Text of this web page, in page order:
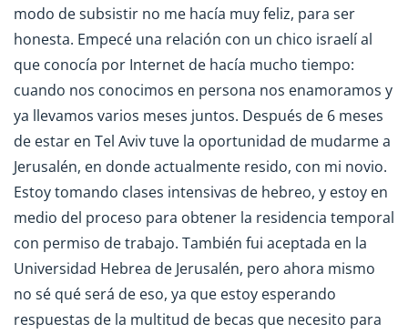
modo de subsistir no me hacía muy feliz, para ser
honesta. Empecé una relación con un chico israelí al
que conocía por Internet de hacía mucho tiempo:
cuando nos conocimos en persona nos enamoramos y
ya llevamos varios meses juntos. Después de 6 meses
de estar en Tel Aviv tuve la oportunidad de mudarme a
Jerusalén, en donde actualmente resido, con mi novio.
Estoy tomando clases intensivas de hebreo, y estoy en
medio del proceso para obtener la residencia temporal
con permiso de trabajo. También fui aceptada en la
Universidad Hebrea de Jerusalén, pero ahora mismo
no sé qué será de eso, ya que estoy esperando
respuestas de la multitud de becas que necesito para